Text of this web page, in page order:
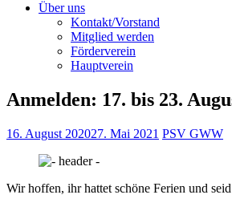
Über uns
Kontakt/Vorstand
Mitglied werden
Förderverein
Hauptverein
Anmelden: 17. bis 23.
16. August 202027. Mai 2021 PSV GWW
Wir hoffen, ihr hattet schöne Ferien und